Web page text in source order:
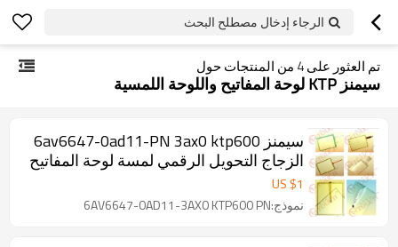
الرجاء إدخال مصطلح البحث
تم العثور على4 من المنتجات حول
سيمنز KTP لوحة المفاتيح واللوحة اللمسية
سيمنز 6av6647-0ad11-PN 3ax0 ktp600
الزجاج التحويل الرقمي لمسة لوحة المفاتيح
والتبديل غشاء
US $1
نموذج:6AV6647-0AD11-3AX0 KTP600 PN